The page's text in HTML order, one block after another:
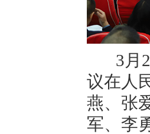
3月2
议在人
燕、张
军、李